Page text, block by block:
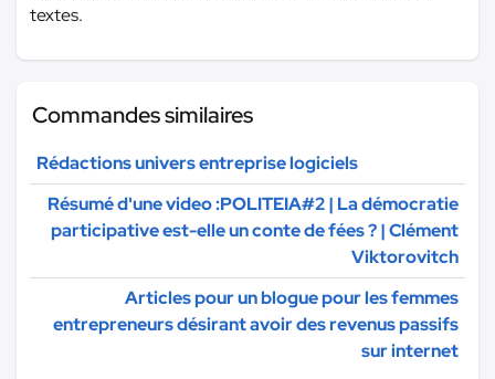
textes.
Commandes similaires
Rédactions univers entreprise logiciels
Résumé d'une video :POLITEIA#2 | La démocratie
participative est-elle un conte de fées ? | Clément
Viktorovitch
Articles pour un blogue pour les femmes
entrepreneurs désirant avoir des revenus passifs
sur internet